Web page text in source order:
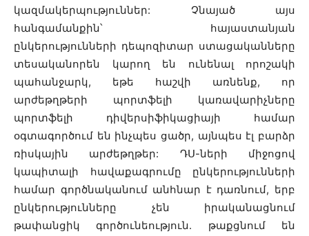
կազմակերպություններ: Չնայած այս
հանգամանքին՝ հայաստանյան
ընկերությունների դեպոզիտար ստացականները
տեսականորեն կարող են ունենալ որոշակի
պահանջարկ, եթե հաշվի առնենք, որ
արժեթղթերի պորտֆելի կառավարիչները
պորտֆելի դիվերսիֆիկացիայի համար
օգտագործում են ինչպես ցածր, այնպես էլ բարձր
ռիսկային արժեթղթեր: ԴՍ-ների միջոցով
կապիտալի հավաքագրումը ընկերությունների
համար գործնականում անհնար է դառնում, երբ
ընկերությունները չեն իրականացնում
թափանցիկ գործունեություն. թաքցնում են